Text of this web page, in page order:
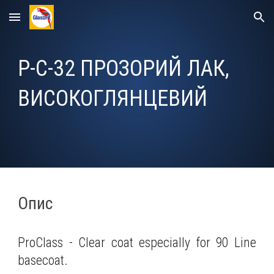
Skip to main content Skip to navigation
P-C-32 ПРОЗОРИЙ ЛАК,
ВИСОКОГЛЯНЦЕВИЙ
Опис
ProClass - Clear coat especially for 90 Line
basecoat.